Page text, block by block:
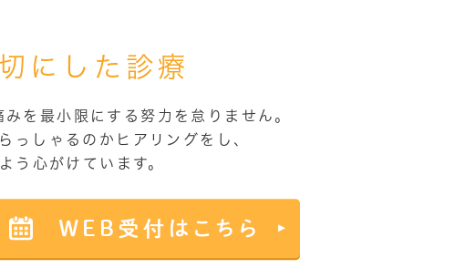
にした診療
を最小限にする努力を怠りません。
っしゃるのかヒアリングをし、
う心がけています。